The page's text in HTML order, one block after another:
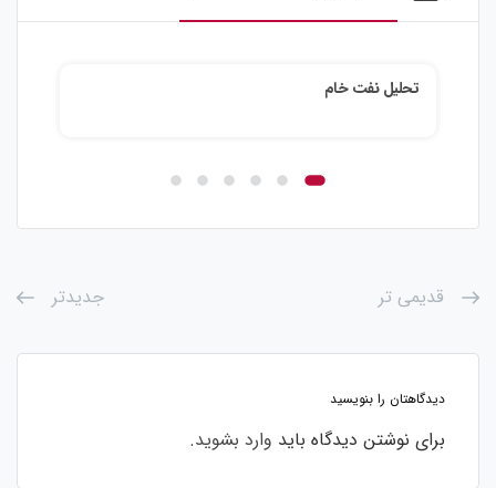
قدیمی تر جدیدتر
دیدگاهتان را بنویسید
برای نوشتن دیدگاه باید وارد بشوید.